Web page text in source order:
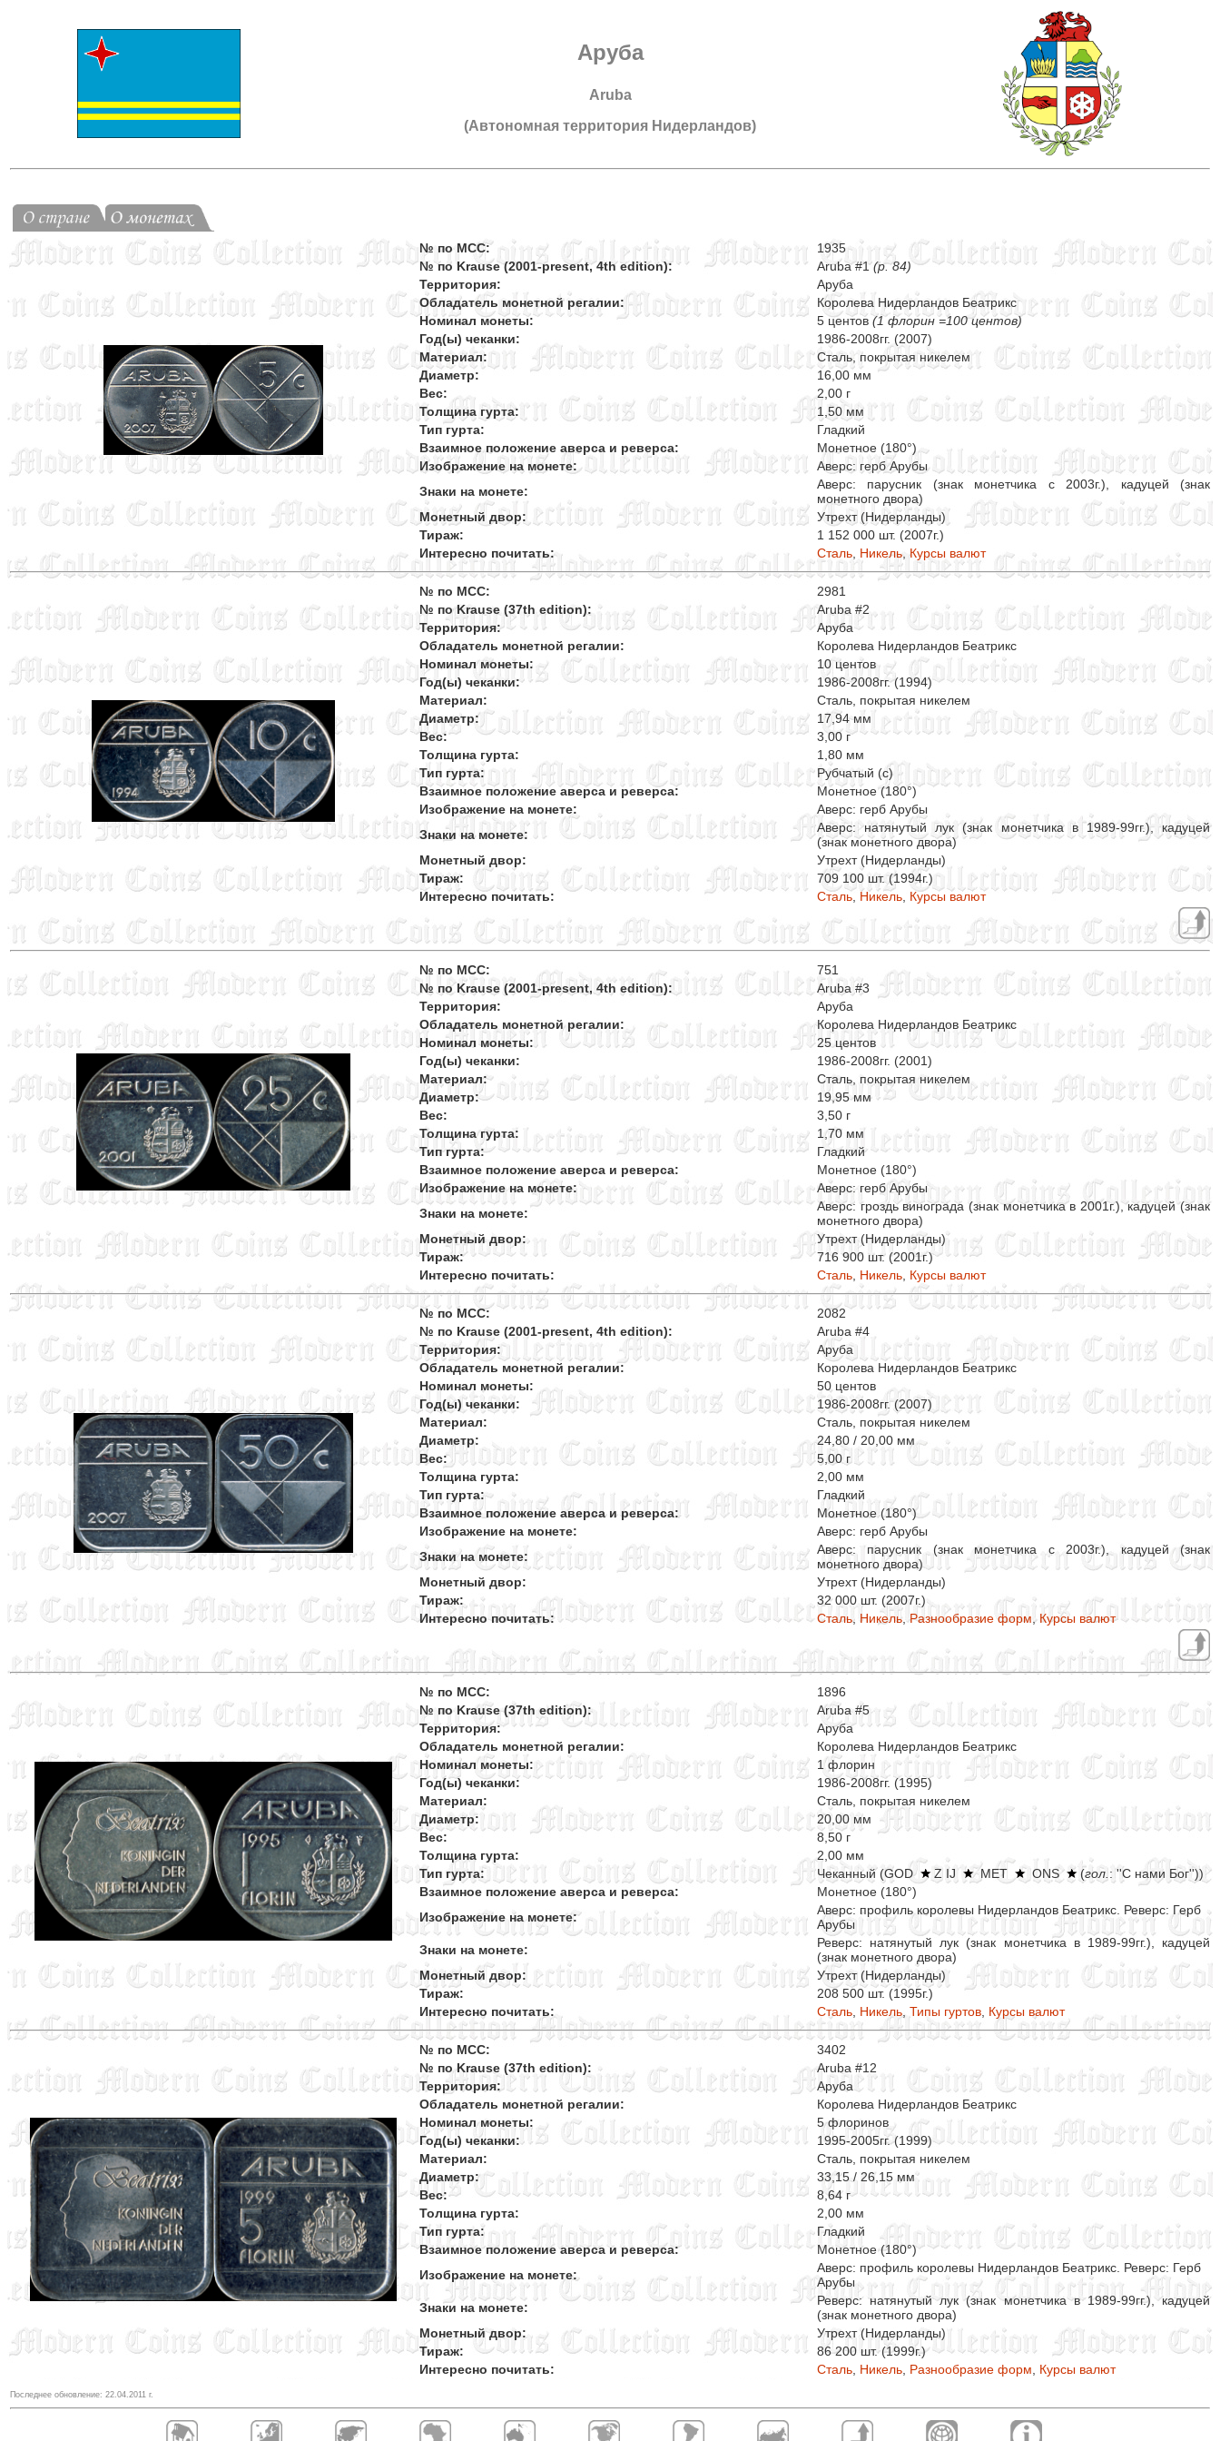
Аруба
Aruba
(Автономная территория Нидерландов)
№ по MCC:
1935
№ по Krause (2001-present, 4th edition):
Aruba #1(p. 84)
Территория:
Аруба
Обладатель монетной регалии:
Королева Нидерландов Беатрикс
Номинал монеты:
5 центов (1 флорин =100 центов)
Год(ы) чеканки:
1986-2008гг. (2007)
Материал:
Сталь, покрытая никелем
Диаметр:
16,00 мм
Вес:
2,00 г
Толщина гурта:
1,50 мм
Тип гурта:
Гладкий
Взаимное положение аверса и реверса:
Монетное (180°)
Изображение на монете:
Аверс: герб Арубы
Знаки на монете:
Аверс: парусник (знак монетчика с 2003г.), кадуцей (знак
монетного двора)
Монетный двор:
Утрехт (Нидерланды)
Тираж:
1 152 000 шт. (2007г.)
Интересно почитать:
Сталь Никель ,Курсы валют
№ по MCC:
2981
№ по Krause (37th edition):
Aruba #2
Территория:
Аруба
Обладатель монетной регалии:
Королева Нидерландов Беатрикс
Номинал монеты:
10 центов
Год(ы) чеканки:
1986-2008гг. (1994)
Материал:
Сталь, покрытая никелем
Диаметр:
17,94 мм
Вес:
3,00 г
Толщина гурта:
1,80 мм
Тип гурта:
Рубчатый (с)
Взаимное положение аверса и реверса:
Монетное (180°)
Изображение на монете:
Аверс: герб Арубы
Знаки на монете:
Аверс: натянутый лук (знак монетчика в 1989-99гг.), кадуцей
(знак монетного двора)
Монетный двор:
Утрехт (Нидерланды)
Тираж:
709 100 шт. (1994г.)
Интересно почитать:
Сталь Никель Курсы валют
№ по MCC:
751
№ по Krause (2001-present, 4th edition):
Aruba #3
Территория:
Аруба
Обладатель монетной регалии:
Королева Нидерландов Беатрикс
Номинал монеты:
25 центов
Год(ы) чеканки:
1986-2008гг. (2001)
Материал:
Сталь, покрытая никелем
Диаметр:
19,95 мм
Вес:
3,50 г
Толщина гурта:
1,70 мм
Тип гурта:
Гладкий
Взаимное положение аверса и реверса:
Монетное (180°)
Изображение на монете:
Аверс: герб Арубы
Знаки на монете:
Аверс: гроздь винограда (знак монетчика в 2001г.), кадуцей (знак
монетного двора)
Монетный двор:
Утрехт (Нидерланды)
Тираж:
716 900 шт. (2001г.)
Интересно почитать:
Сталь Никель Курсы валют
№ по MCC:
2082
№ по Krause (2001-present, 4th edition):
Aruba #4
Территория:
Аруба
Обладатель монетной регалии:
Королева Нидерландов Беатрикс
Номинал монеты:
50 центов
Год(ы) чеканки:
1986-2008гг. (2007)
Материал:
Сталь, покрытая никелем
Диаметр:
24,80 / 20,00 мм
Вес:
5,00 г
Толщина гурта:
2,00 мм
Тип гурта:
Гладкий
Взаимное положение аверса и реверса:
Монетное (180°)
Изображение на монете:
Аверс: герб Арубы
Знаки на монете:
Аверс: парусник (знак монетчика с 2003г.), кадуцей (знак
монетного двора)
Монетный двор:
Утрехт (Нидерланды)
Тираж:
32 000 шт. (2007г.)
Интересно почитать:
Сталь, Никель Разнообразие форм ,Курсы валют
№ по MCC:
1896
№ по Krause (37th edition):
Aruba #5
Территория:
Аруба
Обладатель монетной регалии:
Королева Нидерландов Беатрикс
Номинал монеты:
1 флорин
Год(ы) чеканки:
1986-2008гг. (1995)
Материал:
Сталь, покрытая никелем
Диаметр:
20,00 мм
Вес:
8,50 г
Толщина гурта:
2,00 мм
Тип гурта:
Чеканный (GOD Z IJ MET ONS (гол. : ''С нами Бог''))
Взаимное положение аверса и реверса:
Монетное (180°)
Изображение на монете:
Аверс: профиль королевы Нидерландов Беатрикс. Реверс: Герб
Арубы
Знаки на монете:
Реверс: натянутый лук (знак монетчика в 1989-99гг.), кадуцей
(знак монетного двора)
Монетный двор:
Утрехт (Нидерланды)
Тираж:
208 500 шт. (1995г.)
Интересно почитать:
Сталь Никель Типы гуртов Курсы валют
№ по MCC:
3402
№ по Krause (37th edition):
Aruba #12
Территория:
Аруба
Обладатель монетной регалии:
Королева Нидерландов Беатрикс
Номинал монеты:
5 флоринов
Год(ы) чеканки:
1995-2005гг. (1999)
Материал:
Сталь, покрытая никелем
Диаметр:
33,15 / 26,15 мм
Вес:
8,64 г
Толщина гурта:
2,00 мм
Тип гурта:
Гладкий
Взаимное положение аверса и реверса:
Монетное (180°)
Изображение на монете:
Аверс: профиль королевы Нидерландов Беатрикс. Реверс: Герб
Арубы
Знаки на монете:
Реверс: натянутый лук (знак монетчика в 1989-99гг.), кадуцей
(знак монетного двора)
Монетный двор:
Утрехт (Нидерланды)
Тираж:
86 200 шт. (1999г.)
Интересно почитать:
Сталь Никель Разнообразие форм Курсы валют
Последнее обновление: 22.04.2011 г.